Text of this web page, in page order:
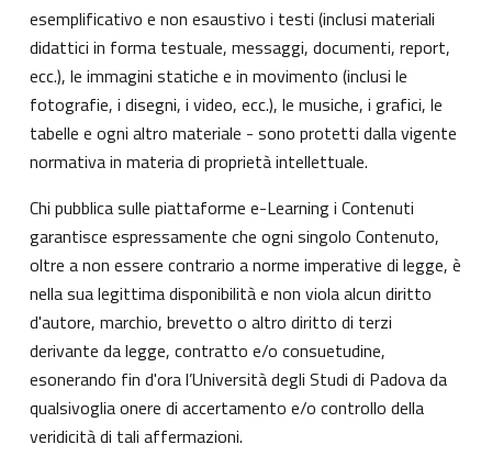
esemplificativo e non esaustivo i testi (inclusi materiali
didattici in forma testuale, messaggi, documenti, report,
ecc.), le immagini statiche e in movimento (inclusi le
fotografie, i disegni, i video, ecc.), le musiche, i grafici, le
tabelle e ogni altro materiale - sono protetti dalla vigente
normativa in materia di proprietà intellettuale.
Chi pubblica sulle piattaforme e-Learning i Contenuti
garantisce espressamente che ogni singolo Contenuto,
oltre a non essere contrario a norme imperative di legge, è
nella sua legittima disponibilità e non viola alcun diritto
d'autore, marchio, brevetto o altro diritto di terzi
derivante da legge, contratto e/o consuetudine,
esonerando fin d'ora l’Università degli Studi di Padova da
qualsivoglia onere di accertamento e/o controllo della
veridicità di tali affermazioni.